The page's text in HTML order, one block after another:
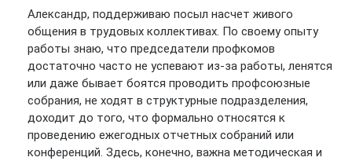
Александр, поддерживаю посыл насчет живого
общения в трудовых коллективах. По своему опыту
работы знаю, что председатели профкомов
достаточно часто не успевают из-за работы, ленятся
или даже бывает боятся проводить профсоюзные
собрания, не ходят в структурные подразделения,
доходит до того, что формально относятся к
проведению ежегодных отчетных собраний или
конференций. Здесь, конечно, важна методическая и